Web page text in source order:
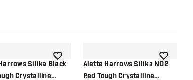
desideriSilika Black
Crystalline
aggiungi alla lista dei desideri
Alette Harrows Silika NO2
Red Tough Crystalline
aggiungi